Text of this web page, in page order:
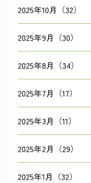
2025年10月（32）
2025年9月（30）
2025年8月（34）
2025年7月（17）
2025年3月（11）
2025年2月（29）
2025年1月（32）